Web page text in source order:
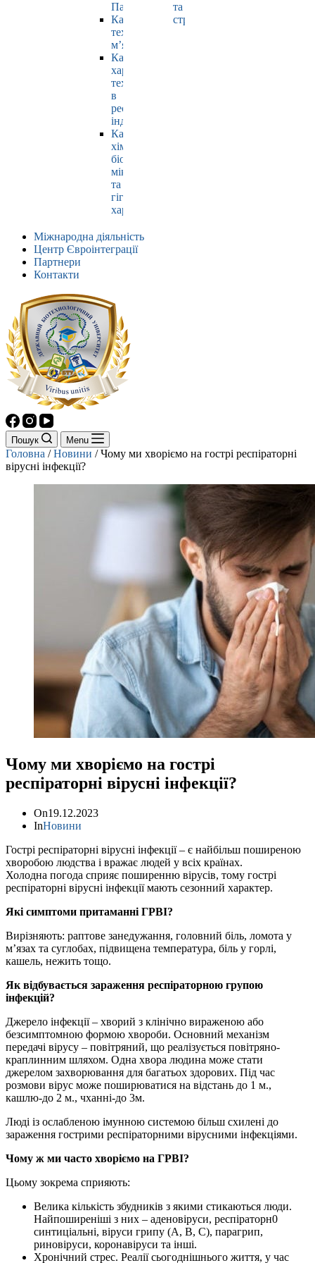
Павлюк
Кафедра
технології
м’яса
Кафедра
харчових
технологій
в
ресторанній
індустрії
Кафедра
хімії,
біохімії,
мікробіології
та
гігієни
харчування
та
страхування
Міжнародна діяльність
Центр Євроінтеграції
Партнери
Контакти
Пошук Menu
Головна /Новини /Чому ми хворіємо на гострі респіраторні
вірусні інфекції?
Чому ми хворіємо на гострі
респіраторні вірусні інфекції?
On19.12.2023
InНовини
Гострі респіраторні вірусні інфекції – є найбільш поширеною
хворобою людства і вражає людей у всіх країнах.
Холодна погода сприяє поширенню вірусів, тому гострі
респіраторні вірусні інфекції мають сезонний характер.
Які симптоми притаманні ГРВІ?
Вирізняють: раптове занедужання, головний біль, ломота у
м’язах та суглобах, підвищена температура, біль у горлі,
кашель, нежить тощо.
Як відбувається зараження респіраторною групою
інфекцій?
Джерело інфекції – хворий з клінічно вираженою або
безсимптомною формою хвороби. Основний механізм
передачі вірусу – повітряний, що реалізується повітряно-
краплинним шляхом. Одна хвора людина може стати
джерелом захворювання для багатьох здорових. Під час
розмови вірус може поширюватися на відстань до 1 м.,
кашлю-до 2 м., чханні-до 3м.
Люді із ослабленою імунною системою більш схилені до
зараження гострими респіраторними вірусними інфекціями.
Чому ж ми часто хворіємо на ГРВІ?
Цьому зокрема сприяють:
Велика кількість збудників з якими стикаються люди.
Найпоширеніші з них – аденовіруси, респіраторн0
синтиціальні, віруси грипу (А, В, С), парагрип,
риновіруси, коронавіруси та інші.
Хронічний стрес. Реалії сьогоднішнього життя, у час